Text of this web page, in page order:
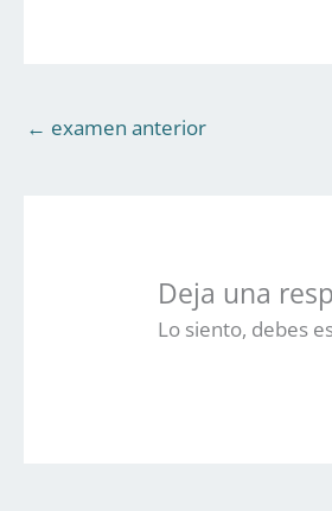
← examen anterior
Deja una
Lo siento, debes